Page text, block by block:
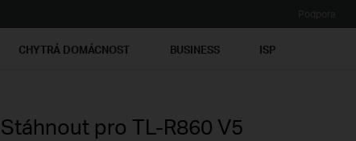
CHYTRÁ DOMÁCNOST BUSINESS ISP
Stáhnout pro TL-R860 V5